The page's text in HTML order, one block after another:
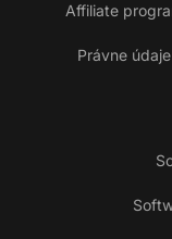
Affiliate
Právne údaje